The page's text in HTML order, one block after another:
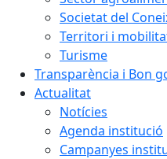
Societat del
Territori i
Turisme
Transparència i Bon
Actualitat
Notícies
Agenda institució
Campanyes